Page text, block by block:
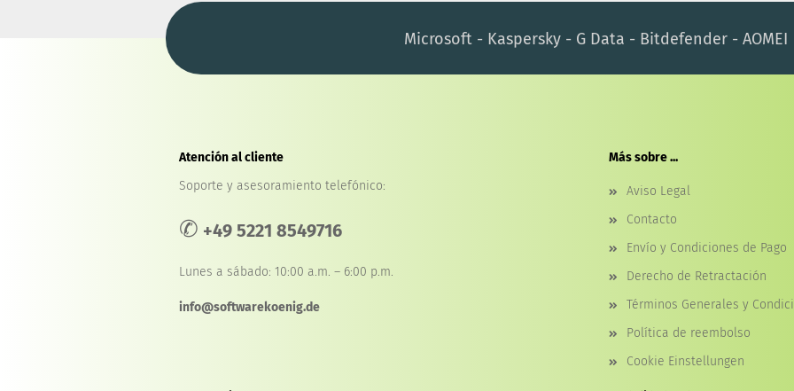
Microsoft - Kaspersky - G Data - Bitdefender - AOMEI
Atención al cliente
Soporte y asesoramiento telefónico:
✆ +49 5221 8549716
Lunes a sábado: 10:00 a.m. – 6:00 p.m.
info@softwarekoenig.de
Más sobre ...
Aviso Legal
Contacto
Envío y Condiciones de Pago
Derecho de Retractación
Términos Generales y
Política de reembolso
Cookie Einstellungen